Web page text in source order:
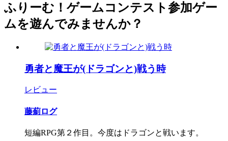
ふりーむ！ゲームコンテスト参加ゲー
ムを遊んでみませんか？
勇者と魔王が(ドラゴンと)戦う時
レビュー
藤薊ログ
短編RPG第２作目。今度はドラゴンと戦います。